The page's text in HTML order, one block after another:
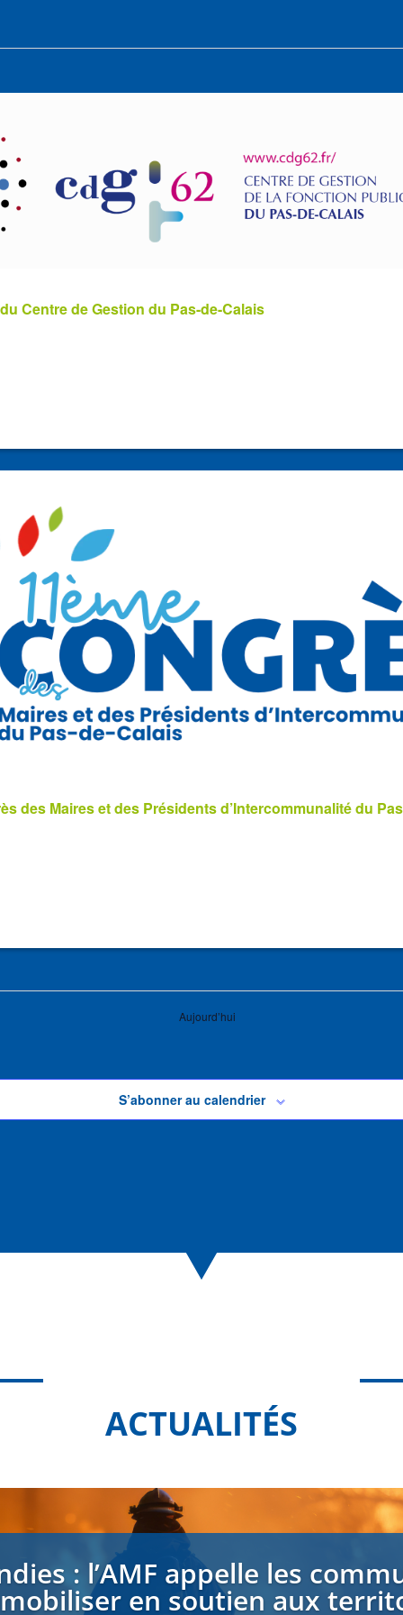
Centre de Gestion du Pas-de-Calais
des Maires et des Présidents d’Intercommunalité du
Aujourd’hui
S’abonner au calendrier
ACTUALITÉS
: l’AMF appelle les
en soutien aux